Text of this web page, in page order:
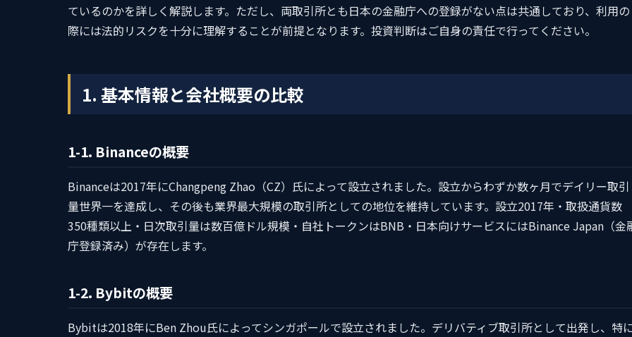
ているのかを詳しく解説します。ただし、両取引所とも日本の金融庁への登録がない点は共通しており、利用の
際には法的リスクを十分に理解することが前提となります。投資判断はご自身の責任で行ってください。
1. 基本情報と会社概要の比較
1-1. Binanceの概要
Binanceは2017年にChangpeng Zhao（CZ）氏によって設立されました。設立からわずか数ヶ月でデイリー取引
量世界一を達成し、その後も業界最大規模の取引所としての地位を維持しています。設立2017年・取扱通貨数
350種類以上・日次取引量は数百億ドル規模・自社トークンはBNB・日本向けサービスにはBinance Japan（金
庁登録済み）が存在します。
1-2. Bybitの概要
Bybitは2018年にBen Zhou氏によってシンガポールで設立されました。デリバティブ取引所として出発し、特